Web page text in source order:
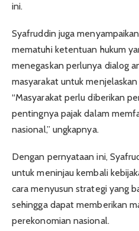
ini.
Syafruddin juga
mematuhi ketentuan hukum
menegaskan perlunya dialog
masyarakat untuk
“Masyarakat perlu diberikan
pentingnya pajak dalam
nasional,” ungkapnya.
Dengan pernyataan ini,
untuk meninjau kembali
cara menyusun strategi yang
sehingga dapat memberikan
perekonomian nasional.